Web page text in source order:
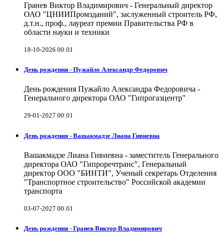
Гранев Виктор Владимирович - Генеральный директор
ОАО "ЦНИИПромзданий", заслуженный строитель РФ,
д.т.н., проф., лауреат премии Правительства РФ в
области науки и техники
18-10-2026 00:01
День рождения - Пужайло Александр Федорович
День рождения Пужайло Александра Федоровича -
Генерального директора ОАО "Гипрогазцентр"
29-01-2027 00:01
День рождения - Вашакмадзе Лиана Гивиевна
Вашакмадзе Лиана Гивиевна - заместитель Генерального
директора ОАО "Гипроречтранс", Генеральный
директор ООО "БИНТИ", Ученый секретарь Отделения
"Транспортное строительство" Российской академии
транспорта
03-07-2027 00:01
День рождения - Гранев Виктор Владимирович